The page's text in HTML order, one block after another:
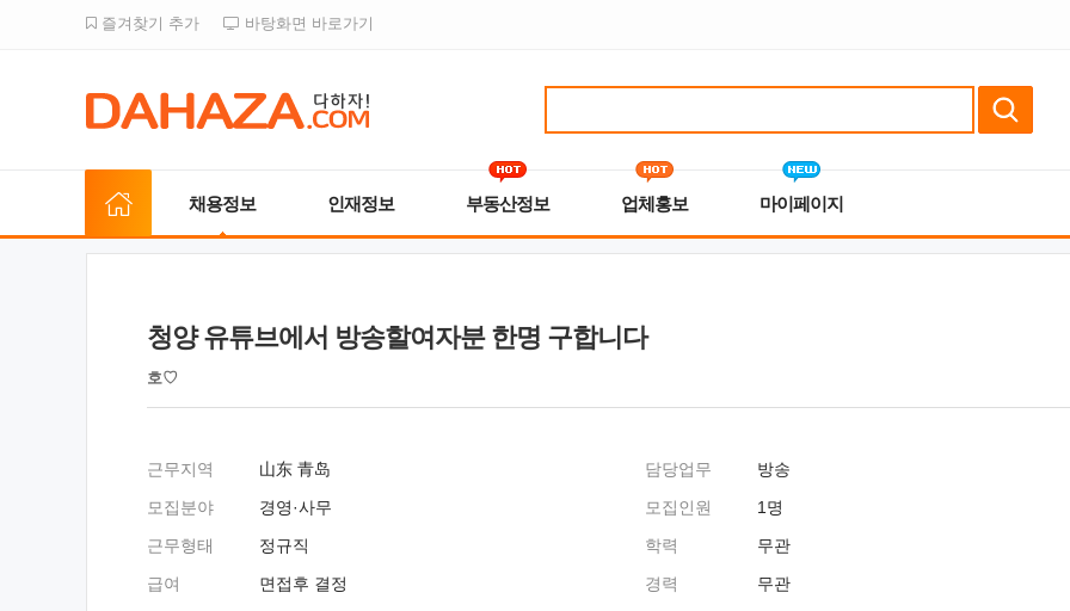
즐겨찾기 추가 바탕화면 바로가기
채용정보 인재정보 부동산정보 업체홍보 마이페이지
청양 유튜브에서 방송할여자분 한명 구합니다
호♡
근무지역
山东 青岛
모집분야
경영·사무
근무형태
정규직
급여
면접후 결정
담당업무
방송
모집인원
1명
학력
무관
경력
무관